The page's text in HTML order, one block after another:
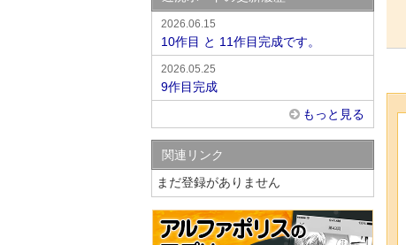
2026.06.15
10作目 と 11作目完成です。
2026.05.25
9作目完成
もっと見る
関連リンク
まだ登録がありません